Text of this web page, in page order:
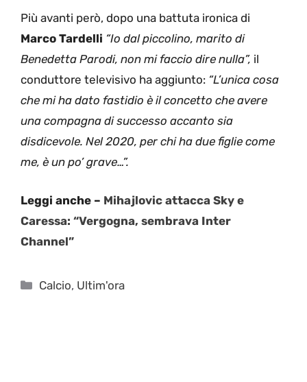
Più avanti però, dopo una battuta ironica di
Marco Tardelli “Io dal piccolino, marito di
Benedetta Parodi, non mi faccio dire nulla”, il
conduttore televisivo ha aggiunto: “L’unica cosa
che mi ha dato fastidio è il concetto che avere
una compagna di successo accanto sia
disdicevole. Nel 2020, per chi ha due figlie come
me, è un po’ grave…”.
Leggi anche – Mihajlovic attacca Sky e
Caressa: “Vergogna, sembrava Inter
Channel”
Categorie
Calcio, Ultim'ora